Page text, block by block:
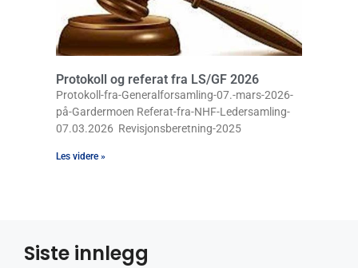
Protokoll og referat fra LS/GF 2026
Protokoll-fra-Generalforsamling-07.-mars-2026-
på-Gardermoen Referat-fra-NHF-Ledersamling-
07.03.2026 Revisjonsberetning-2025
Les videre »
Siste innlegg